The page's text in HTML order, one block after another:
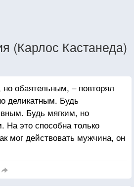
(Карлос Кастанеда)
обаятельным, – повторял
деликатным. Будь
Будь мягким, но
На это способна только
мог действовать мужчина, он